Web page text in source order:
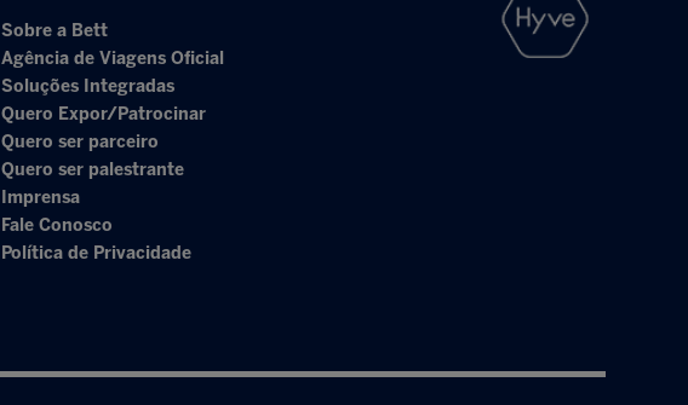
Sobre a Bett
Agência de Viagens Oficial
Soluções Integradas
Quero Expor/Patrocinar
Quero ser parceiro
Quero ser palestrante
Imprensa
Fale Conosco
Política de Privacidade